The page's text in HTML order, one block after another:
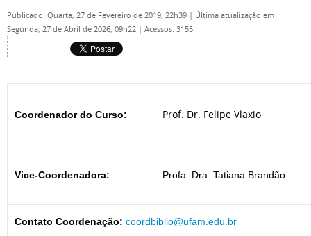
Publicado: Quarta, 27 de Fevereiro de 2019, 22h39 | Última atualização em
Segunda, 27 de Abril de 2026, 09h22 | Acessos: 3155
Coordenador do Curso: Prof. Dr. Felipe Vlaxio
Vice-Coordenadora: Profa. Dra. Tatiana Brandão
Contato Coordenação: coordbiblio@ufam.edu.br